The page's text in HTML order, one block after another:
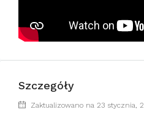
Szczegóły
Zaktualizowano na 23 stycznia,